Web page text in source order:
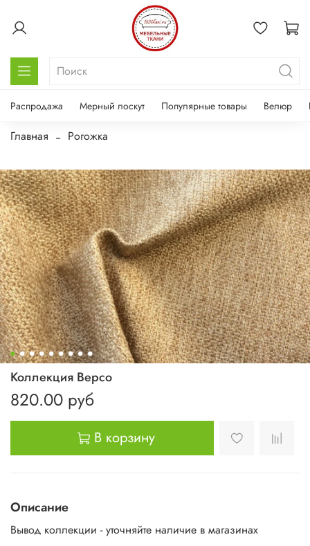
Распродажа Мерный лоскут Популярные товары Велюр
Главная Рогожка
Коллекция Версо
820.00 руб
В корзину
Описание
Вывод коллекции - уточняйте наличие в магазинах